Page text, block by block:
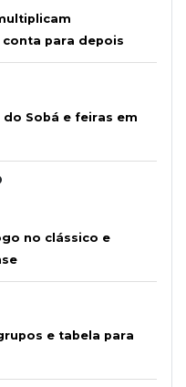
para depois
Sobá e feiras em
no clássico e
e tabela para